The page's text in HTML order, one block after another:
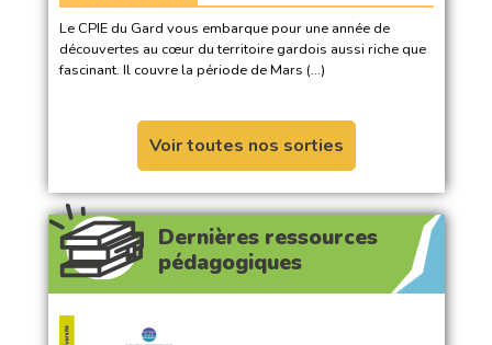
Le CPIE du Gard vous embarque pour une année de
découvertes au cœur du territoire gardois aussi riche que
fascinant. Il couvre la période de Mars (…)
Voir toutes nos sorties
Dernières ressources
pédagogiques